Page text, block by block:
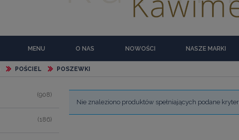
MENU O NAS NOWOŚCI NASZE MARKI
POŚCIEL POSZEWKI
(908)
(186)
Nie znaleziono produktów spełniających podane